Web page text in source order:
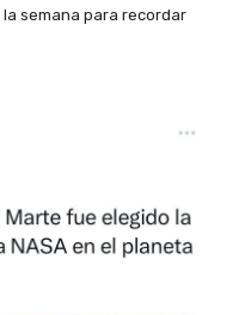
semana para recordar